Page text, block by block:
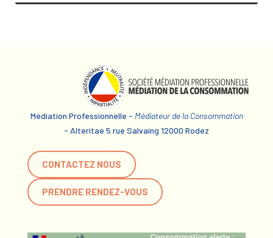
Médiation Professionnelle - Médiateur de la Consommation
- Alteritae 5 rue Salvaing 12000 Rodez
CONTACTEZ NOUS
PRENDRE RENDEZ-VOUS